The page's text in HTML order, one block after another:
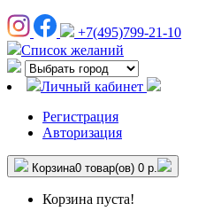
+7(495)799-21-10
Список желаний
Личный кабинет
Регистрация
Авторизация
Корзина0 товар(ов) 0 р.
Корзина пуста!